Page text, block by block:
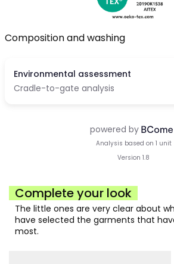
Composition and washing
Complete your look
The little ones are very clear about
have selected the garments that
most.